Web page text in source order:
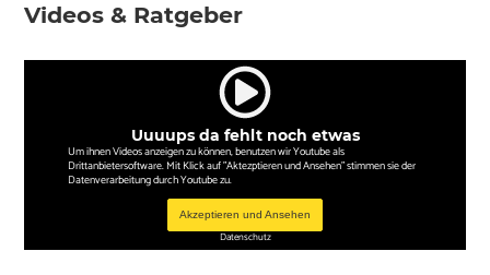
Videos & Ratgeber
Uuuups da fehlt noch etwas
Um ihnen Videos anzeigen zu können, benutzen wir Youtube als
Drittanbietersoftware. Mit Klick auf "Aktezptieren und Ansehen" stimmen sie der
Datenverarbeitung durch Youtube zu.
Akzeptieren und Ansehen
Datenschutz